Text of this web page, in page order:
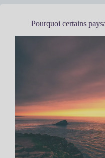
Pourquoi certains